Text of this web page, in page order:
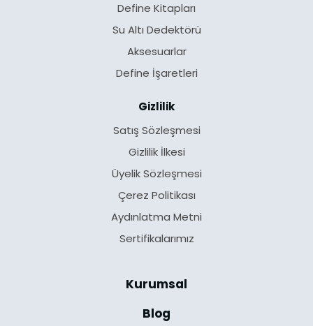
Define Kitapları
Su Altı Dedektörü
Aksesuarlar
Define İşaretleri
Gizlilik
Satış Sözleşmesi
Gizlilik İlkesi
Üyelik Sözleşmesi
Çerez Politikası
Aydınlatma Metni
Sertifikalarımız
Kurumsal
Blog